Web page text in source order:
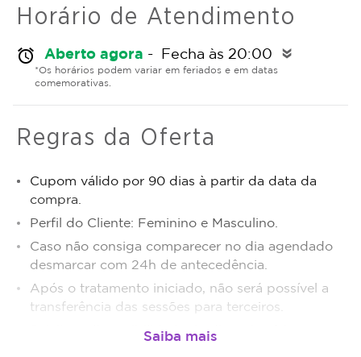
Horário de Atendimento
alarm Aberto agora - Fecha às 20:00 double_arrow
*Os horários podem variar em feriados e em datas
comemorativas.
Regras da Oferta
Cupom válido por 90 dias à partir da data da
compra.
Perfil do Cliente: Feminino e Masculino.
Caso não consiga comparecer no dia agendado
desmarcar com 24h de antecedência.
Após o tratamento iniciado, não será possível a
transferência das sessões para terceiros.
Sujeito a disponibilidade de dias e horários.